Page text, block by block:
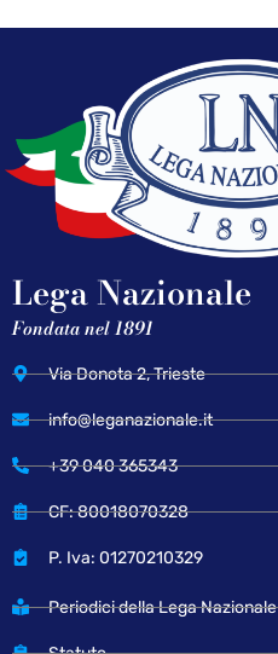
Lega Nazionale
Fondata nel 1891
Via Donota 2, Trieste
info@leganazionale.it
+39 040 365343
CF: 80018070328
P. Iva: 01270210329
Periodici della Lega Nazionale